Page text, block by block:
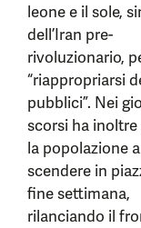
leone e il sole,
dell’Iran pre-
rivoluzionario,
“riappropriarsi
pubblici”. Nei
scorsi ha
la popolazione a
scendere in
fine settimana,
rilanciando il